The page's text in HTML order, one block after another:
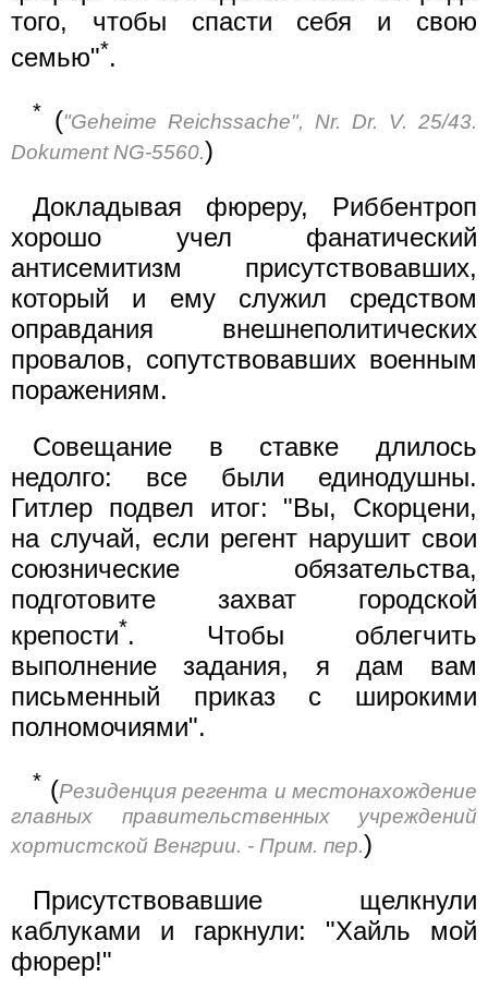
того, чтобы спасти себя и свою
семью"*.
* ("Geheime Reichssache", Nr. Dr. V. 25/43.
Dokument NG-5560.)
Докладывая фюреру, Риббентроп
хорошо учел фанатический
антисемитизм присутствовавших,
который и ему служил средством
оправдания внешнеполитических
провалов, сопутствовавших военным
поражениям.
Совещание в ставке длилось
недолго: все были единодушны.
Гитлер подвел итог: "Вы, Скорцени,
на случай, если регент нарушит свои
союзнические обязательства,
подготовите захват городской
крепости*. Чтобы облегчить
выполнение задания, я дам вам
письменный приказ с широкими
полномочиями".
* (Резиденция регента и местонахождение
главных правительственных учреждений
хортистской Венгрии. - Прим. пер.)
Присутствовавшие щелкнули
каблуками и гаркнули: "Хайль мой
фюрер!"